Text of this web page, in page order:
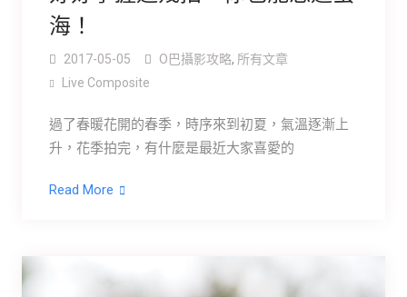
海！
2017-05-05 O巴攝影攻略, 所有文章
Live Composite
過了春暖花開的春季，時序來到初夏，氣溫逐漸上
升，花季拍完，有什麼是最近大家喜愛的
Read More